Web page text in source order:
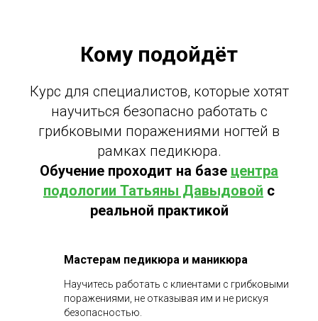
Кому подойдёт
Курс для специалистов, которые хотят
научиться безопасно работать с
грибковыми поражениями ногтей в
рамках педикюра.
Обучение проходит на базе центра
подологии Татьяны Давыдовой с
реальной практикой
Мастерам педикюра и маникюра
Научитесь работать с клиентами с грибковыми
поражениями, не отказывая им и не рискуя
безопасностью.